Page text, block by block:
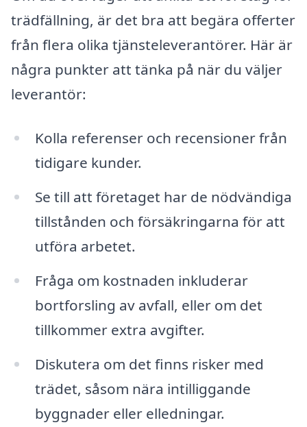
trädfällning, är det bra att begära offerter
från flera olika tjänsteleverantörer. Här är
några punkter att tänka på när du väljer
leverantör:
Kolla referenser och recensioner från
tidigare kunder.
Se till att företaget har de nödvändiga
tillstånden och försäkringarna för att
utföra arbetet.
Fråga om kostnaden inkluderar
bortforsling av avfall, eller om det
tillkommer extra avgifter.
Diskutera om det finns risker med
trädet, såsom nära intilliggande
byggnader eller elledningar.